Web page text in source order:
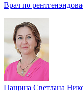
Врач по
Пащина Светлана